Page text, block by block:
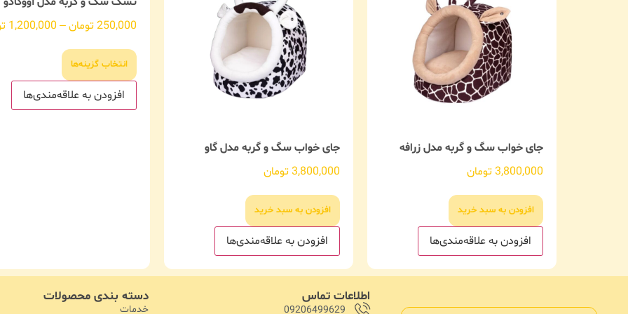
جای خواب سگ و گربه مدل زرافه
3,800,000تومان
افزودن به سبد خرید
افزودن به علاقه‌مندی‌ها
جای خواب سگ و گربه مدل گاو
3,800,000تومان
افزودن به سبد خرید
افزودن به علاقه‌مندی‌ها
250,000تومان–
1,200,000
انتخاب گزینه‌ها
افزودن به علاقه‌مندی‌ها
اطلاعات تماس
09206499629
دسته بندی محصولات
خدمات